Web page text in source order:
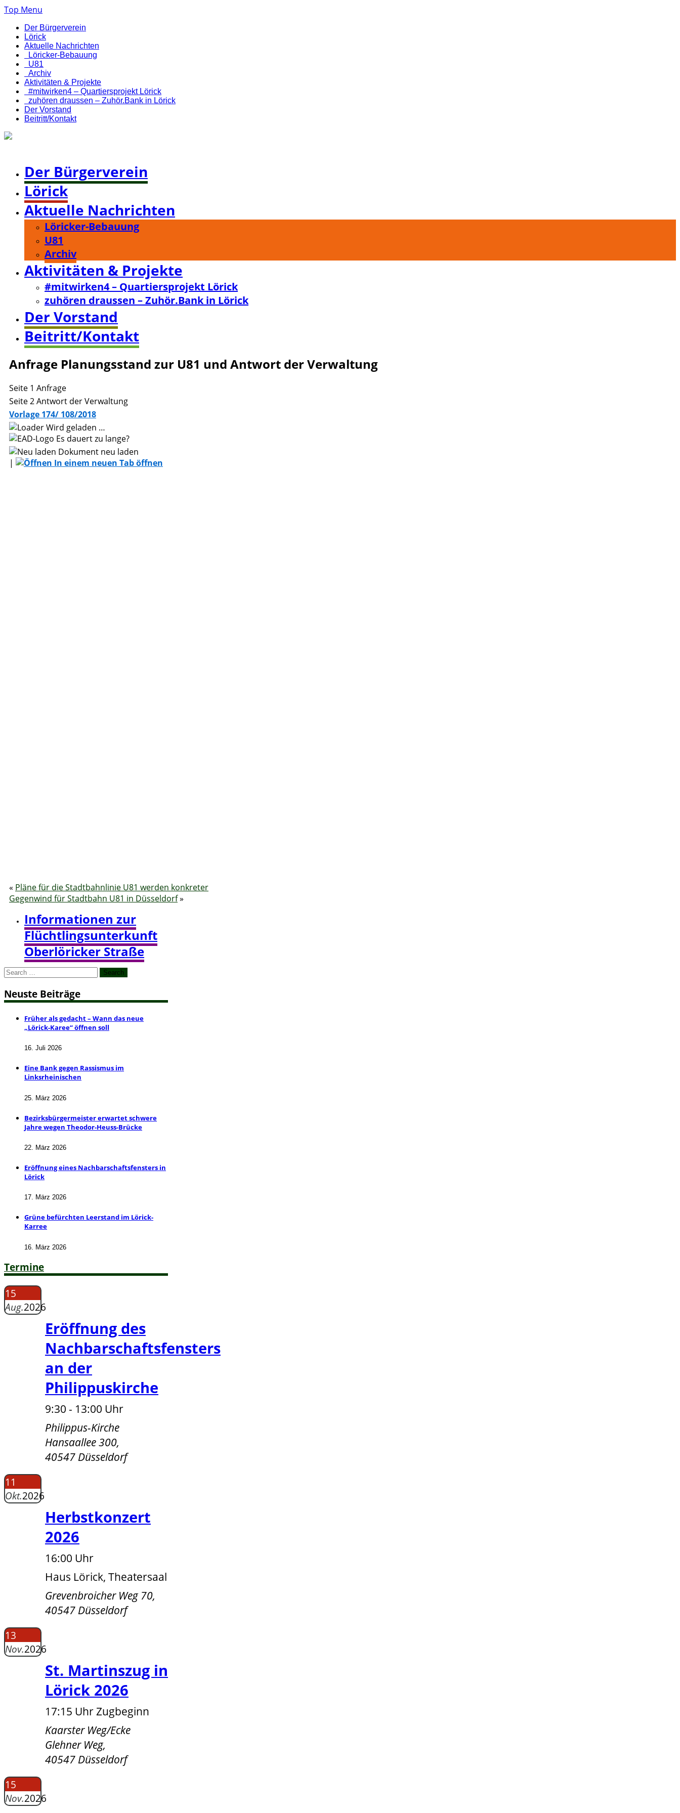
Top Menu
Der Bürgerverein
Lörick
Aktuelle Nachrichten
Löricker-Bebauung
U81
Archiv
Aktivitäten & Projekte
#mitwirken4 – Quartiersprojekt Lörick
zuhören draussen – Zuhör.Bank in Lörick
Der Vorstand
Beitritt/Kontakt
Der Bürgerverein
Lörick
Aktuelle Nachrichten
Löricker-Bebauung
U81
Archiv
Aktivitäten & Projekte
#mitwirken4 – Quartiersprojekt Lörick
zuhören draussen – Zuhör.Bank in Lörick
Der Vorstand
Beitritt/Kontakt
Anfrage Planungsstand zur U81 und Antwort der Verwaltung
Seite 1 Anfrage
Seite 2 Antwort der Verwaltung
Vorlage 174/ 108/2018
Wird geladen …
Es dauert zu lange?
Dokument neu laden
|
In einem neuen Tab öffnen
« Pläne für die Stadtbahnlinie U81 werden konkreter
Gegenwind für Stadtbahn U81 in Düsseldorf»
Informationen zur
Flüchtlingsunterkunft
Oberlöricker Straße
Search
Neuste Beiträge
Früher als gedacht – Wann das neue
„Lörick-Karee“ öffnen soll
16. Juli 2026
Eine Bank gegen Rassismus im
Linksrheinischen
25. März 2026
Bezirksbürgermeister erwartet schwere
Jahre wegen Theodor-Heuss-Brücke
22. März 2026
Eröffnung eines Nachbarschaftsfensters in
Lörick
17. März 2026
Grüne befürchten Leerstand im Lörick-
Karree
16. März 2026
Termine
15
Aug.2026
Eröffnung des
Nachbarschaftsfensters
an der
Philippuskirche
9:30 - 13:00 Uhr
Philippus-Kirche
Hansaallee 300,
40547 Düsseldorf
11
Okt.2026
Herbstkonzert
2026
16:00 Uhr
Haus Lörick, Theatersaal
Grevenbroicher Weg 70,
40547 Düsseldorf
13
Nov.2026
St. Martinszug in
Lörick 2026
17:15 Uhr Zugbeginn
Kaarster Weg/Ecke
Glehner Weg,
40547 Düsseldorf
15
Nov.2026